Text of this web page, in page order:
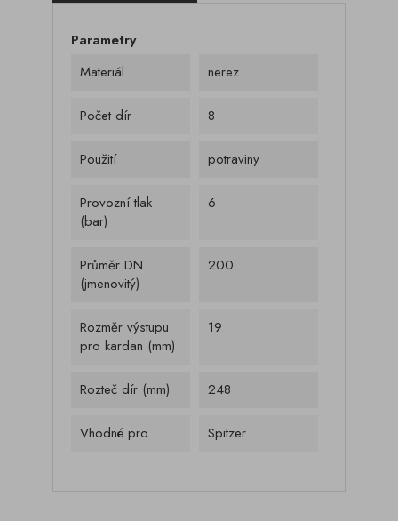
Parametry
Materiál
nerez
Počet dír 8
Použití potraviny
Provozní tlak
(bar)
6
Průměr DN
(jmenovitý)
200
Rozměr výstupu
pro kardan (mm)
19
Rozteč dír (mm) 248
Vhodné pro Spitzer